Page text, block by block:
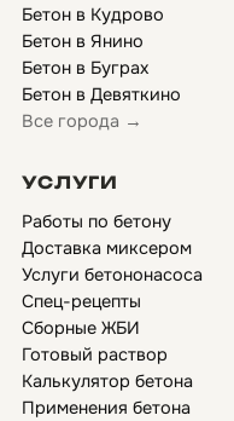
Бетон в Кудрово
Бетон в Янино
Бетон в Буграх
Бетон в Девяткино
Все города →
УСЛУГИ
Работы по бетону
Доставка миксером
Услуги бетононасоса
Спец-рецепты
Сборные ЖБИ
Готовый раствор
Калькулятор бетона
Применения бетона